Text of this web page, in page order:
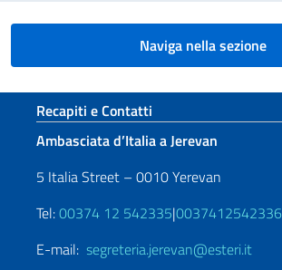
Naviga nella sezione
Sezione footer
Recapiti e Contatti
Ambasciata d’Italia a Jerevan
5 Italia Street – 0010 Yerevan
Tel:00374 12 542335|0037412542336
E-mail: segreteria.jerevan@esteri.it